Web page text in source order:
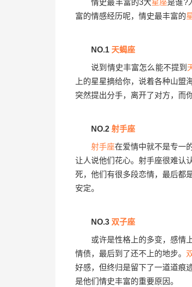
情史最丰富的3大星座是谁?
富的情感经历呢，情史最丰富的
NO.1 天蝎座
说到情史丰富怎么能不提到
上的星星摘给你，说着各种山
突然提出分手，离开了对方，而
NO.2 射手座
射手座在爱情中就不是专一
让人说他们花心。射手座很难认
死，他们有很多段恋情，最后都
安定。
NO.3 双子座
或许是性格上的多变，感情上
情债，最后到了还不上的地步。
好感，但终归是留下了一道道痕
是他们情史丰富的重要原因。